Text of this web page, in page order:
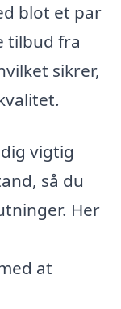
blot et par
tilbud fra
sikrer,
vigtig
så du
Her
at